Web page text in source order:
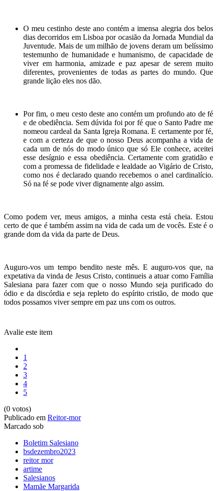
O meu cestinho deste ano contém a imensa alegria dos belos
dias decorridos em Lisboa por ocasião da Jornada Mundial da
Juventude. Mais de um milhão de jovens deram um belíssimo
testemunho de humanidade e humanismo, de capacidade de
viver em harmonia, amizade e paz apesar de serem muito
diferentes, provenientes de todas as partes do mundo. Que
grande lição eles nos dão.
Por fim, o meu cesto deste ano contém um profundo ato de fé
e de obediência. Sem dúvida foi por fé que o Santo Padre me
nomeou cardeal da Santa Igreja Romana. E certamente por fé,
e com a certeza de que o nosso Deus acompanha a vida de
cada um de nós do modo único que só Ele conhece, aceitei
esse desígnio e essa obediência. Certamente com gratidão e
com a promessa de fidelidade e lealdade ao Vigário de Cristo,
como nos é declarado quando recebemos o anel cardinalício.
Só na fé se pode viver dignamente algo assim.
Como podem ver, meus amigos, a minha cesta está cheia. Estou
certo de que é também assim na vida de cada um de vocês. Este é o
grande dom da vida da parte de Deus.
Auguro-vos um tempo bendito neste mês. E auguro-vos que, na
expetativa da vinda de Jesus Cristo, continueis a atuar como Família
Salesiana para fazer com que o nosso Mundo seja purificado do
ódio e da discórdia e seja repleto do espírito cristão, de modo que
todos possamos viver sempre em paz uns com os outros.
Avalie este item
1
2
3
4
5
(0 votos)
Publicado em Reitor-mor
Marcado sob
Boletim Salesiano
bsdezembro2023
reitor mor
artime
Salesianos
Mamãe Margarida